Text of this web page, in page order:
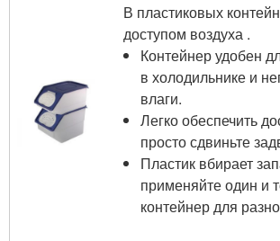
В пластиковых
доступом воздуха .
Контейнер удобен
в холодильнике и
влаги.
Легко обеспечить
просто сдвиньте
Пластик вбирает
применяйте один и
контейнер для